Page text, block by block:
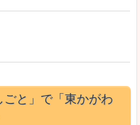
ごと」で「東かがわ